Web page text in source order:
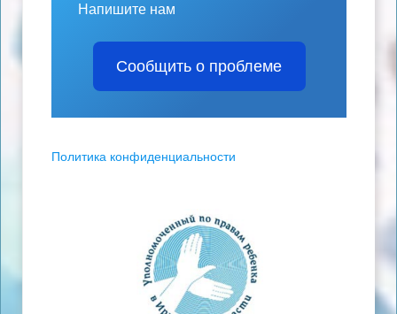
Напишите нам
Сообщить о проблеме
Политика конфиденциальности